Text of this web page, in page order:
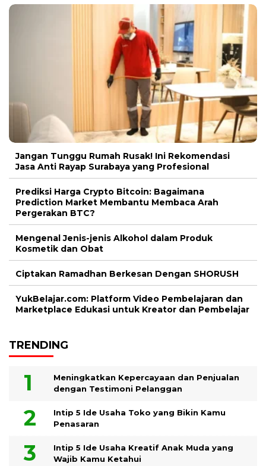
Jangan Tunggu Rumah Rusak! Ini Rekomendasi
Jasa Anti Rayap Surabaya yang Profesional
Prediksi Harga Crypto Bitcoin: Bagaimana
Prediction Market Membantu Membaca Arah
Pergerakan BTC?
Mengenal Jenis-jenis Alkohol dalam Produk
Kosmetik dan Obat
Ciptakan Ramadhan Berkesan Dengan SHORUSH
YukBelajar.com: Platform Video Pembelajaran dan
Marketplace Edukasi untuk Kreator dan Pembelajar
TRENDING
Meningkatkan Kepercayaan dan Penjualan
dengan Testimoni Pelanggan
Intip 5 Ide Usaha Toko yang Bikin Kamu
Penasaran
Intip 5 Ide Usaha Kreatif Anak Muda yang
Wajib Kamu Ketahui